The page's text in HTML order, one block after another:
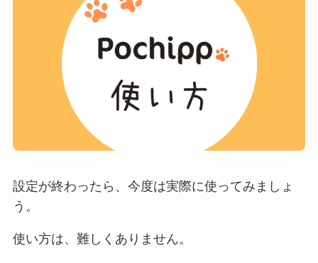
設定が終わったら、今度は実際に使ってみましょ
う。
使い方は、難しくありません。